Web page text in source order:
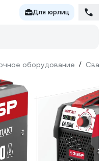
Для юрлиц
оборудование /